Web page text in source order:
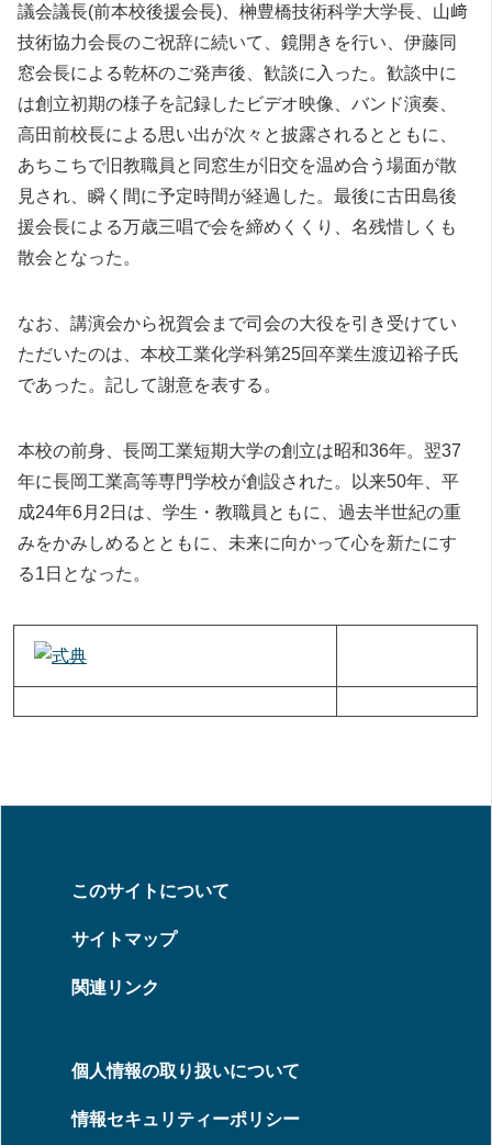
議会議長(前本校後援会長)、榊豊橋技術科学大学長、山﨑
技術協力会長のご祝辞に続いて、鏡開きを行い、伊藤同
窓会長による乾杯のご発声後、歓談に入った。歓談中に
は創立初期の様子を記録したビデオ映像、バンド演奏、
高田前校長による思い出が次々と披露されるとともに、
あちこちで旧教職員と同窓生が旧交を温め合う場面が散
見され、瞬く間に予定時間が経過した。最後に古田島後
援会長による万歳三唱で会を締めくくり、名残惜しくも
散会となった。
なお、講演会から祝賀会まで司会の大役を引き受けてい
ただいたのは、本校工業化学科第25回卒業生渡辺裕子氏
であった。記して謝意を表する。
本校の前身、長岡工業短期大学の創立は昭和36年。翌37
年に長岡工業高等専門学校が創設された。以来50年、平
成24年6月2日は、学生・教職員ともに、過去半世紀の重
みをかみしめるとともに、未来に向かって心を新たにす
る1日となった。
このサイトについて
サイトマップ
関連リンク
個人情報の取り扱いについて
情報セキュリティーポリシー